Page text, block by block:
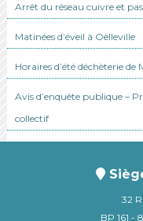
Arrêt du réseau cuivre et
Matinées d’éveil à Oëlleville
Horaires d’été déchèterie de
Avis d’enquête publique –
collectif
32
BP 161 -